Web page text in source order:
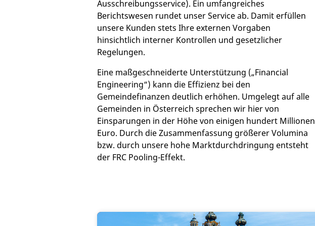
Ausschreibungsservice). Ein umfangreiches
Berichtswesen rundet unser Service ab. Damit erfüllen
unsere Kunden stets Ihre externen Vorgaben
hinsichtlich interner Kontrollen und gesetzlicher
Regelungen.
Eine maßgeschneiderte Unterstützung („Financial
Engineering“) kann die Effizienz bei den
Gemeindefinanzen deutlich erhöhen. Umgelegt auf alle
Gemeinden in Österreich sprechen wir hier von
Einsparungen in der Höhe von einigen hundert Millionen
Euro. Durch die Zusammenfassung größerer Volumina
bzw. durch unsere hohe Marktdurchdringung entsteht
der FRC Pooling-Effekt.